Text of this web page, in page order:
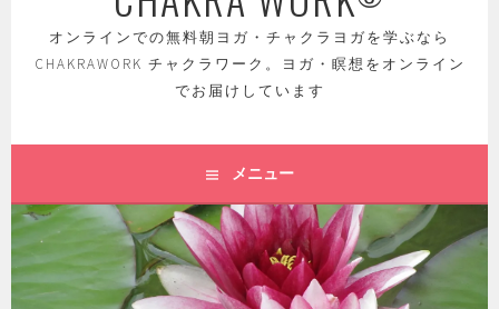
オンラインでの無料朝ヨガ・チャクラヨガを学ぶなら
CHAKRAWORK チャクラワーク。ヨガ・瞑想をオンライン
でお届けしています
メニュー